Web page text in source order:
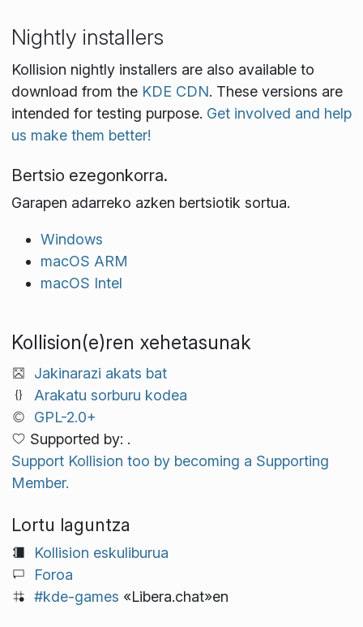
Nightly installers
Kollision nightly installers are also available to
download from the KDE CDN. These versions are
intended for testing purpose. Get involved and help
us make them better!
Bertsio ezegonkorra.
Garapen adarreko azken bertsiotik sortua.
Windows
macOS ARM
macOS Intel
Kollision(e)ren xehetasunak
Jakinarazi akats bat
Arakatu sorburu kodea
GPL-2.0+
Supported by: .
Support Kollision too by becoming a Supporting
Member.
Lortu laguntza
Kollision eskuliburua
Foroa
#kde-games «Libera.chat»en